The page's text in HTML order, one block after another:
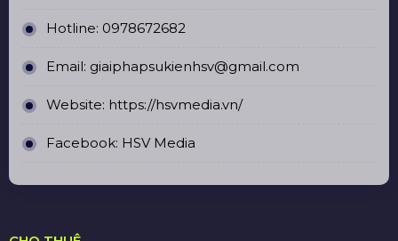
Hotline: 0978672682
Email: giaiphapsukienhsv@gmail.com
Website: https://hsvmedia.vn/
Facebook: HSV Media